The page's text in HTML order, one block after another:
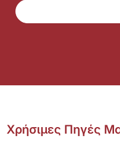
Χρήσιμες Πηγές